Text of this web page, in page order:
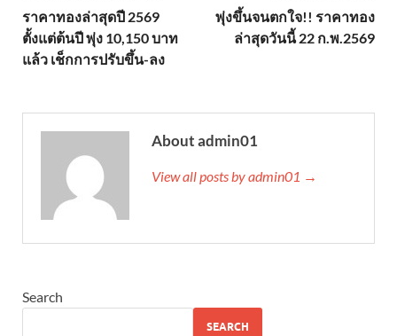
ราคาทองล่าสุดปี 2569
ตั้งแต่ต้นปี พุ่ง 10,150 บาท
แล้ว เช็กการปรับขึ้น-ลง
พุ่งขึ้นจนตกใจ!! ราคาทอง
ล่าสุดวันนี้ 22 ก.พ.2569
About admin01
View all posts by admin01 →
Search
SEARCH